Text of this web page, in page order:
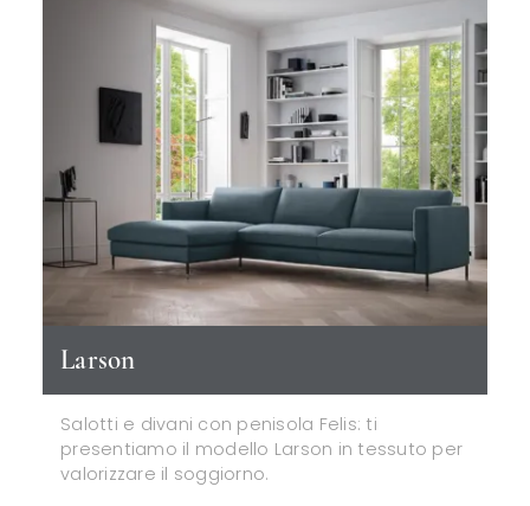
Larson
Salotti e divani con penisola Felis: ti
presentiamo il modello Larson in tessuto per
valorizzare il soggiorno.